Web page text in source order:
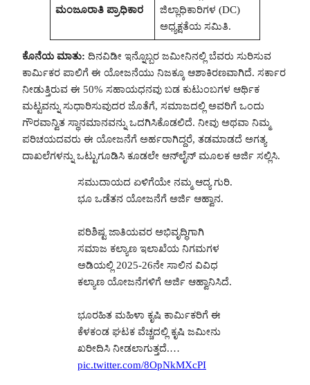
ಮಂಜೂರಾತಿ ಪ್ರಾಧಿಕಾರ
ಜಿಲ್ಲಾಧಿಕಾರಿಗಳ (DC)
ಅಧ್ಯಕ್ಷತೆಯ ಸಮಿತಿ.
ಕೊನೆಯ ಮಾತು: ದಿನವಿಡೀ ಇನ್ನೊಬ್ಬರ ಜಮೀನಿನಲ್ಲಿ ಬೆವರು ಸುರಿಸುವ
ಕಾರ್ಮಿಕರ ಪಾಲಿಗೆ ಈ ಯೋಜನೆಯು ನಿಜಕ್ಕೂ ಆಶಾಕಿರಣವಾಗಿದೆ. ಸರ್ಕಾರ
ನೀಡುತ್ತಿರುವ ಈ 50% ಸಹಾಯಧನವು ಬಡ ಕುಟುಂಬಗಳ ಆರ್ಥಿಕ
ಮಟ್ಟವನ್ನು ಸುಧಾರಿಸುವುದರ ಜೊತೆಗೆ, ಸಮಾಜದಲ್ಲಿ ಅವರಿಗೆ ಒಂದು
ಗೌರವಾನ್ವಿತ ಸ್ಥಾನಮಾನವನ್ನು ಒದಗಿಸಿಕೊಡಲಿದೆ. ನೀವು ಅಥವಾ ನಿಮ್ಮ
ಪರಿಚಯದವರು ಈ ಯೋಜನೆಗೆ ಅರ್ಹರಾಗಿದ್ದರೆ, ತಡಮಾಡದೆ ಅಗತ್ಯ
ದಾಖಲೆಗಳನ್ನು ಒಟ್ಟುಗೂಡಿಸಿ ಕೂಡಲೇ ಆನ್‌ಲೈನ್ ಮೂಲಕ ಅರ್ಜಿ ಸಲ್ಲಿಸಿ.
ಸಮುದಾಯದ ಏಳಿಗೆಯೇ ನಮ್ಮ ಆದ್ಯ ಗುರಿ.
ಭೂ ಒಡೆತನ ಯೋಜನೆಗೆ ಅರ್ಜಿ ಆಹ್ವಾನ.
ಪರಿಶಿಷ್ಟ ಜಾತಿಯವರ ಅಭಿವೃದ್ಧಿಗಾಗಿ
ಸಮಾಜ ಕಲ್ಯಾಣ ಇಲಾಖೆಯ ನಿಗಮಗಳ
ಅಡಿಯಲ್ಲಿ 2025-26ನೇ ಸಾಲಿನ ವಿವಿಧ
ಕಲ್ಯಾಣ ಯೋಜನೆಗಳಿಗೆ ಅರ್ಜಿ ಆಹ್ವಾನಿಸಿದೆ.
ಭೂರಹಿತ ಮಹಿಳಾ ಕೃಷಿ ಕಾರ್ಮಿಕರಿಗೆ ಈ
ಕೆಳಕಂಡ ಘಟಕ ವೆಚ್ಚದಲ್ಲಿ ಕೃಷಿ ಜಮೀನು
ಖರೀದಿಸಿ ನೀಡಲಾಗುತ್ತದೆ.…
pic.twitter.com/8OpNkMXcPI